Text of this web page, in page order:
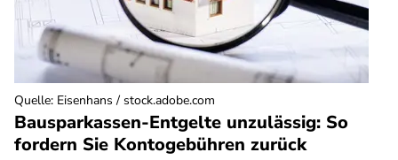
Bausparkassen-Entgelte unzulässig: So
fordern Sie Kontogebühren zurück
Quelle: Eisenhans / stock.adobe.com